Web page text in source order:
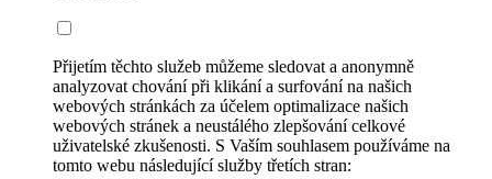
Přijetím těchto služeb můžeme sledovat a anonymně
analyzovat chování při klikání a surfování na našich
webových stránkách za účelem optimalizace našich
webových stránek a neustálého zlepšování celkové
uživatelské zkušenosti. S Vaším souhlasem používáme na
tomto webu následující služby třetích stran: